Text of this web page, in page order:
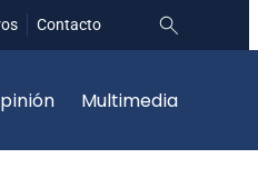
Contacto
Multimedia